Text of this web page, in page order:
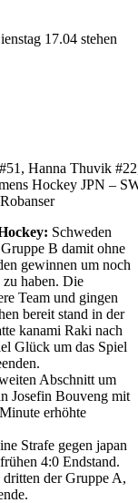
17.04 stehen
Hanna Thuvik
Hockey JPN –
Schweden
B damit ohne
gewinnen um noch
haben. Die
Team und gingen
bereit stand in der
kanami Raki nach
Glück um das Spiel
Abschnitt um
Josefin Bouveng mit
erhöhte
Strafe gegen japan
4:0 Endstand.
der Gruppe A,